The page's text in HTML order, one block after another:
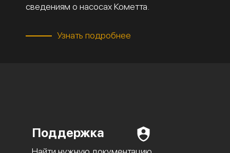
сведениям о насосах Кометта.
Узнать подробнее
Поддержка